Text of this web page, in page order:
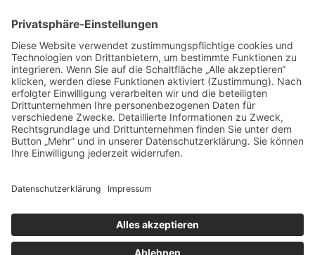
Spende direkt via PayPal
JETZT SPENDEN
paypal@heilbronner-tierschutz.de
© 2021Systemhaus JOAM